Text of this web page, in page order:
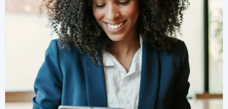
Préférences